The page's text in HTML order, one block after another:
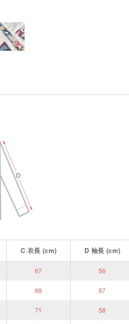
C 衣長 (cm) D 袖長 (cm)
67 56
69 57
71 58